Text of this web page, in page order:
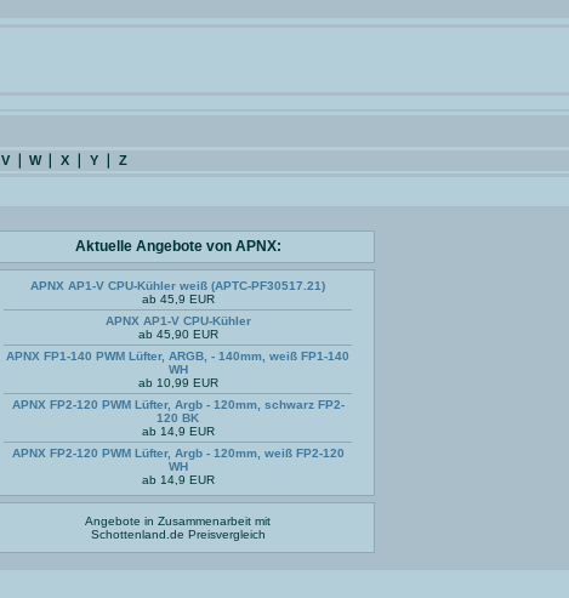
V W X Y Z
Aktuelle Angebote von APNX:
APNX AP1-V CPU-Kühler weiß (APTC-PF30517.21)
ab 45,9 EUR
APNX AP1-V CPU-Kühler
ab 45,90 EUR
APNX FP1-140 PWM Lüfter, ARGB, - 140mm, weiß FP1-140
WH
ab 10,99 EUR
APNX FP2-120 PWM Lüfter, Argb - 120mm, schwarz FP2-
120 BK
ab 14,9 EUR
APNX FP2-120 PWM Lüfter, Argb - 120mm, weiß FP2-120
WH
ab 14,9 EUR
Angebote in Zusammenarbeit mit
Schottenland.de Preisvergleich